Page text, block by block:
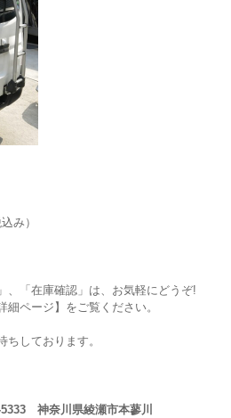
み）
「在庫確認」は、お気軽にどうぞ!
ページ】をご覧ください。
しております。
神奈川県綾瀬市本蓼川